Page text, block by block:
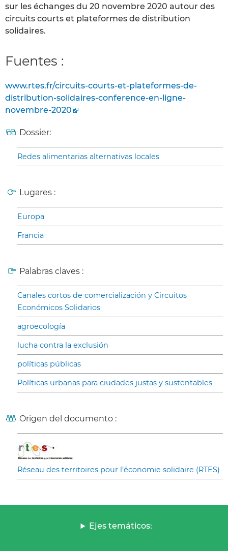
sur les échanges du 20 novembre 2020 autour des
circuits courts et plateformes de distribution
solidaires.
Fuentes :
www.rtes.fr/circuits-courts-et-plateformes-de-
distribution-solidaires-conference-en-ligne-
novembre-2020
Dossier:
Redes alimentarias alternativas locales
Lugares :
Europa
Francia
Palabras claves :
Canales cortos de comercialización y Circuitos
Económicos Solidarios
agroecología
lucha contra la exclusión
políticas públicas
Políticas urbanas para ciudades justas y sustentables
Origen del documento :
Réseau des territoires pour l’économie solidaire (RTES)
Ejes temáticos: